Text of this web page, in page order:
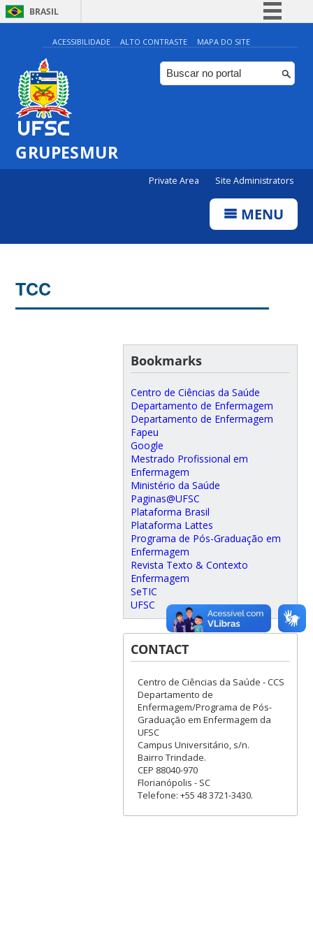
BRASIL
Simplifique!
Comunica BR
Participe
ACESSIBILIDADE ALTO CONTRASTE MAPA DO SITE
GRUPESMUR
Private Area Site Administrators
MENU
TCC
Bookmarks
Centro de Ciências da Saúde
Departamento de Enfermagem
Departamento de Enfermagem
Fapeu
Google
Mestrado Profissional em
Enfermagem
Ministério da Saúde
Paginas@UFSC
Plataforma Brasil
Plataforma Lattes
Programa de Pós-Graduação em
Enfermagem
Revista Texto & Contexto
Enfermagem
SeTIC
UFSC
CONTACT
Centro de Ciências da Saúde - CCS
Departamento de
Enfermagem/Programa de Pós-
Graduação em Enfermagem da
UFSC
Campus Universitário, s/n.
Bairro Trindade.
CEP 88040-970
Florianópolis - SC
Telefone: +55 48 3721-3430.